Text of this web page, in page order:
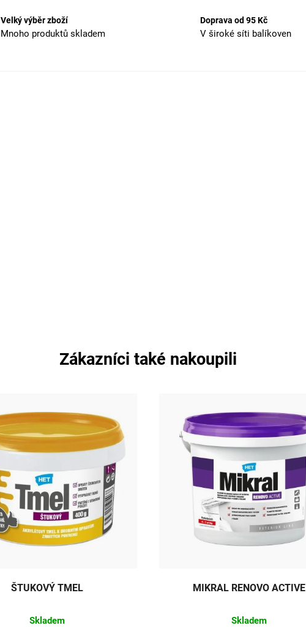
Velký výběr zboží
Mnoho produktů skladem
Doprava od 95 Kč
V široké síti balíkoven
Zákazníci také nakoupili
ŠTUKOVÝ TMEL
Skladem
MIKRAL RENOVO ACTIVE
Skladem